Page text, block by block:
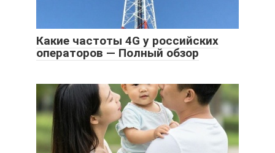
Какие частоты 4G у российских
операторов — Полный обзор